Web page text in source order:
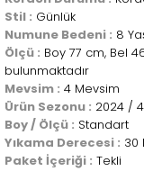
Stil : Günlük
Numune Bedeni : 8
Ölçü : Boy 77 cm, Bel
bulunmaktadır
Mevsim : 4 Mevsim
Ürün Sezonu : 2024 / 4
Boy / Ölçü : Standart
Yıkama Derecesi : 30
Paket İçeriği : Tekli